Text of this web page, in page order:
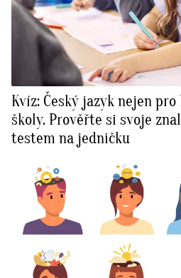
Kvíz: Český jazyk nejen
školy. Prověřte si svoje
testem na jedničku